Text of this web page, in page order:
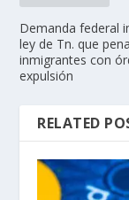
Demanda federal
ley de Tn. que
inmigrantes con
expulsión
RELATED